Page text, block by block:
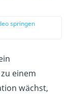
springen
einem
wächst,